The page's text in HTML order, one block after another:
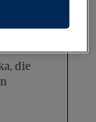
die